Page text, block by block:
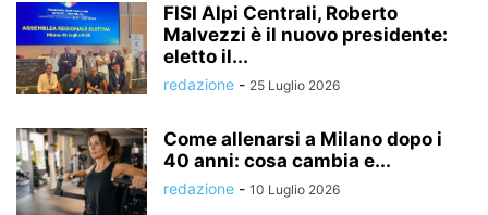
FISI Alpi Centrali, Roberto
Malvezzi è il nuovo presidente:
eletto il...
redazione - 25 Luglio 2026
Come allenarsi a Milano dopo i
40 anni: cosa cambia e...
redazione - 10 Luglio 2026